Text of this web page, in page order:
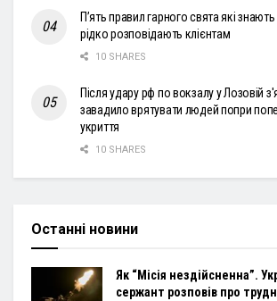
П’ять правил гарного свята які
рідко розповідають клієнтам
10 SHARES
Після удару рф по вокзалу у Лозовій
завадило врятувати людей попри
укриття
10 SHARES
Останні новини
Як “Місія нездійсненна”.
сержант розповів про